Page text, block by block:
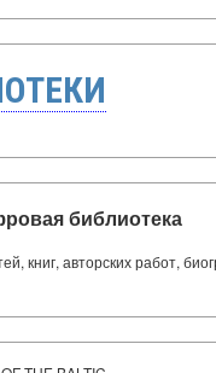
библиотека
книг, авторских работ,